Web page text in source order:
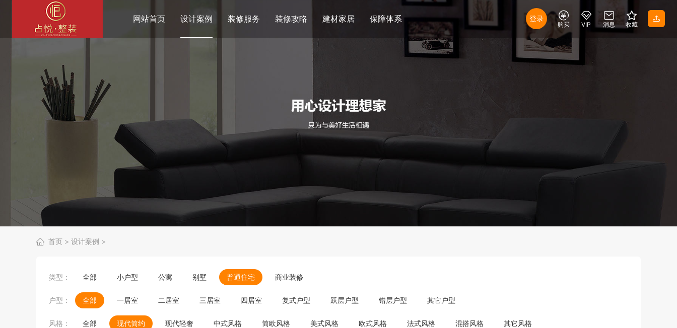
网站首页 设计案例 装修服务 装修攻略 建材家居 保障体系 登录
购买 VIP 消息 收藏
首页 > 设计案例 >
类型： 全部 小户型 公寓 别墅 普通住宅 商业装修
户型： 全部 一居室 二居室 三居室 四居室 复式户型 跃层户型 错层户型 其它户型
风格： 全部 现代简约 现代轻奢 中式风格 简欧风格 美式风格 欧式风格 法式风格 混搭风格 其它风格